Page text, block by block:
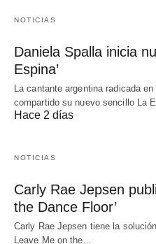
NOTICIAS
Daniela Spalla inicia
Espina’
La cantante argentina radicada
compartido su nuevo sencillo La
Hace 2 días
NOTICIAS
Carly Rae Jepsen
the Dance Floor’
Carly Rae Jepsen tiene la
Leave Me on the…